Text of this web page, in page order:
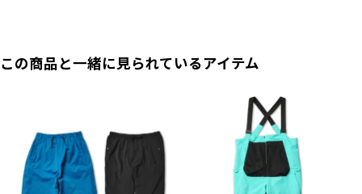
この商品と一緒に見られているアイテム